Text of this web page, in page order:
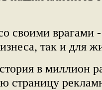
своими врагами
так и для
в миллион
страницу